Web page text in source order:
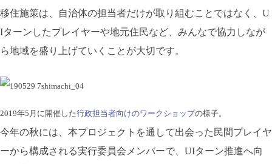
移住施策は、自治体の担当者だけが取り組むことではなく、U
Iターンしたプレイヤーや地元住民など、みんなで協力しなが
ら地域を盛り上げていくことが大切です。
2019年5月に開催した行政担当者向けのワークショップの様子。
今年の秋には、本プロジェクトを通して出会った民間プレイヤ
ーから構成される実行委員会メンバーで、UIターン推進へ向